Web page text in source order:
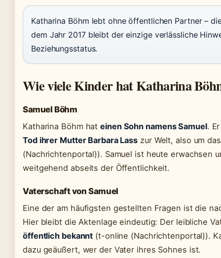
Katharina Böhm lebt ohne öffentlichen Partner –
dem Jahr 2017 bleibt der einzige verlässliche
Beziehungsstatus.
Wie viele Kinder hat Katharina
Samuel Böhm
Katharina Böhm hateinen Sohn namens Samuel.
Tod ihrer Mutter Barbara Lass zur Welt, also um
(Nachrichtenportal)). Samuel ist heute erwachsen
weitgehend abseits der Öffentlichkeit.
Vaterschaft von Samuel
Eine der am häufigsten gestellten Fragen ist die
Hier bleibt die Aktenlage eindeutig: Der leibliche
öffentlich bekannt (t-online (Nachrichtenportal)).
dazu geäußert, wer der Vater ihres Sohnes ist.